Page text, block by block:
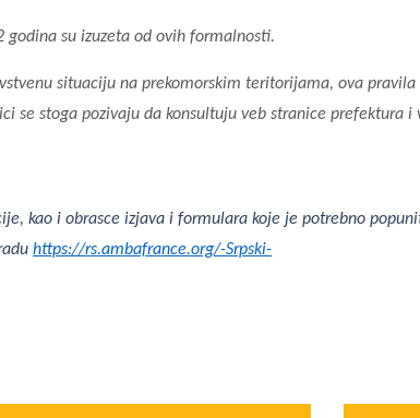
godina su izuzeta od ovih formalnosti.
situaciju na prekomorskim teritorijama, ova
se stoga pozivaju da konsultuju veb stranice prefektura
kao i obrasce izjava i formulara koje je potrebno
https://rs.ambafrance.org/-Srpski-